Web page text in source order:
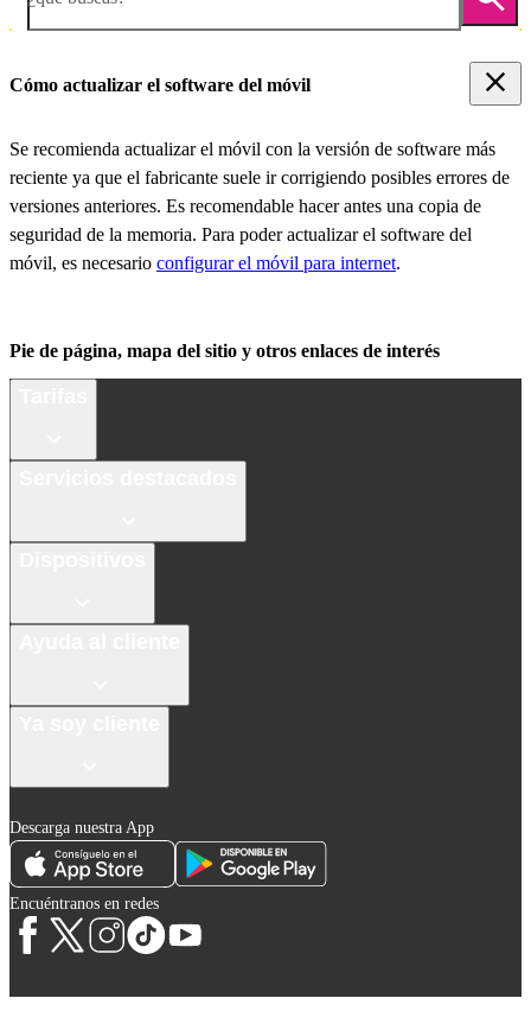
Cómo actualizar el software del móvil
Se recomienda actualizar el móvil con la versión de software más
reciente ya que el fabricante suele ir corrigiendo posibles errores de
versiones anteriores. Es recomendable hacer antes una copia de
seguridad de la memoria. Para poder actualizar el software del
móvil, es necesario configurar el móvil para internet.
Pie de página, mapa del sitio y otros enlaces de interés
Descarga nuestra App
Encuéntranos en redes